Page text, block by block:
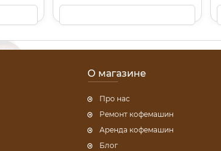
О магазине
Про нас
Ремонт кофемашин
Аренда кофемашин
Блог